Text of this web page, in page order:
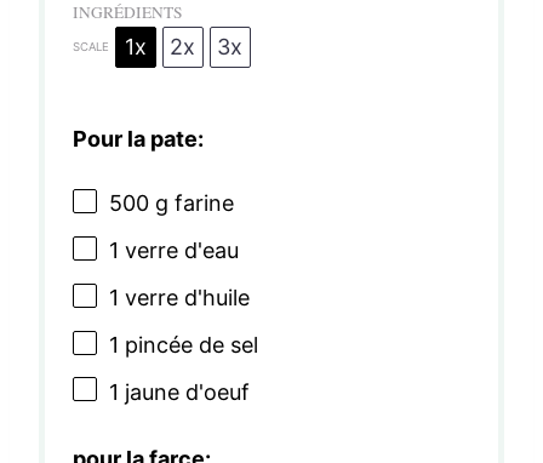
INGRÉDIENTS
SCALE 1x 2x 3x
Pour la pate:
500 g farine
1 verre d'eau
1 verre d'huile
1 pincée de sel
1 jaune d'oeuf